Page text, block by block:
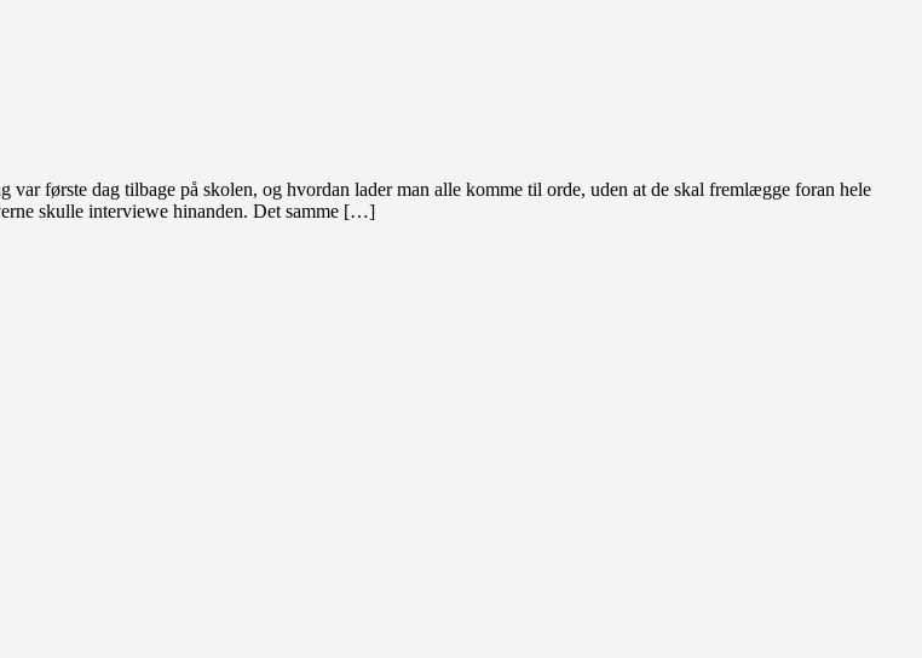
første dag tilbage på skolen, og hvordan lader man alle komme til orde, uden at de skal fremlægge foran hele
skulle interviewe hinanden. Det samme […]